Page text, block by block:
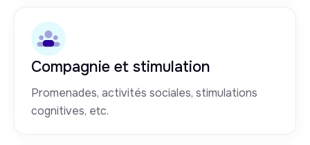
Compagnie et stimulation
Promenades, activités sociales, stimulations
cognitives, etc.